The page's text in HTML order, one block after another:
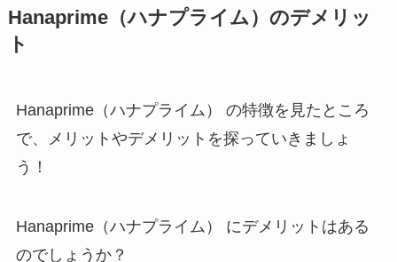
Hanaprime（ハナプライム）のデメリッ
ト
Hanaprime（ハナプライム） の特徴を見たところ
で、メリットやデメリットを探っていきましょ
う！
Hanaprime（ハナプライム） にデメリットはある
のでしょうか？